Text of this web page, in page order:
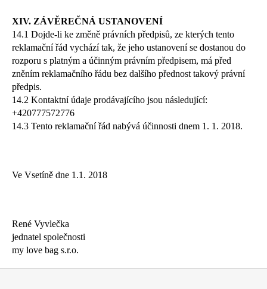
XIV. ZÁVĚREČNÁ USTANOVENÍ
14.1 Dojde-li ke změně právních předpisů, ze kterých tento
reklamační řád vychází tak, že jeho ustanovení se dostanou do
rozporu s platným a účinným právním předpisem, má před
zněním reklamačního řádu bez dalšího přednost takový právní
předpis.
14.2 Kontaktní údaje prodávajícího jsou následující:
+420777572776
14.3 Tento reklamační řád nabývá účinnosti dnem 1. 1. 2018.
Ve Vsetíně dne 1.1. 2018
René Vyvlečka
jednatel společnosti
my love bag s.r.o.
Z